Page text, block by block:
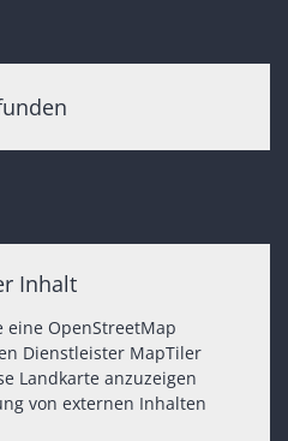
Inhalt
eine OpenStreetMap
Dienstleister MapTiler
Landkarte anzuzeigen
von externen Inhalten